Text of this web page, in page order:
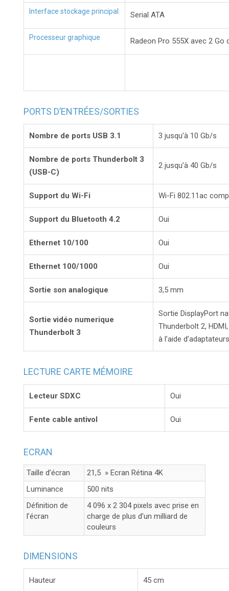
Interface stockage principal Serial ATA
Processeur graphique Radeon Pro 555X avec 2 Go
PORTS D’ENTRÉES/SORTIES
Nombre de ports USB 3.1 3 jusqu’à 10 Gb/s
Nombre de ports Thunderbolt 3
(USB-C)
2 jusqu’à 40 Gb/s
Support du Wi-Fi Wi-Fi 802.11ac
Support du Bluetooth 4.2 Oui
Ethernet 10/100 Oui
Ethernet 100/1000 Oui
Sortie son analogique 3,5 mm
Sortie vidéo numerique
Thunderbolt 3
Sortie DisplayPort
Thunderbolt 2,
à l’aide
LECTURE CARTE MÉMOIRE
Lecteur SDXC Oui
Fente cable antivol Oui
ECRAN
Taille d’écran
21,5 » Ecran Rétina 4K
Luminance
500 nits
Définition de
l’écran
4 096 x 2 304 pixels avec prise en
charge de plus d’un milliard de
couleurs
DIMENSIONS
Hauteur 45 cm